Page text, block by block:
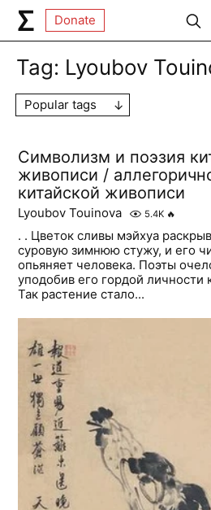
Donate
Tag: Lyoubov
Popular tags
Символизм и поэзия
живописи /
китайской живописи
Lyoubov Touinova 5.4K 🔥
. . Цветок сливы мэйхуа
суровую зимнюю стужу, и его
опьяняет человека. Поэты
уподобив его гордой личности
Так растение стало...